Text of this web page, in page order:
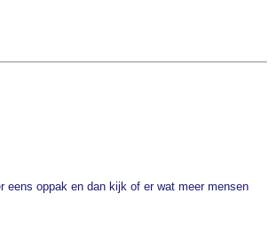
eens oppak en dan kijk of er wat meer mensen